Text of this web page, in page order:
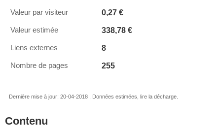
Valeur par visiteur 0,27 €
Valeur estimée 338,78 €
Liens externes 8
Nombre de pages 255
Dernière mise à jour: 20-04-2018 . Données estimées, lire la décharge.
Contenu